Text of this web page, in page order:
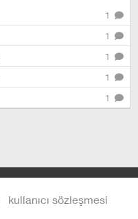
1
1
1
1
1
kullanıcı sözleşmesi